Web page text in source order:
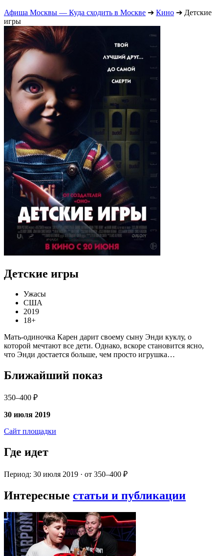
Афиша Москвы — Куда сходить в Москве ➔ Кино ➔ Детские
игры
Детские игры
Ужасы
США
2019
18+
Мать-одиночка Карен дарит своему сыну Энди куклу, о
которой мечтают все дети. Однако, вскоре становится ясно,
что Энди достается больше, чем просто игрушка…
Ближайший показ
350–400 ₽
30 июля 2019
Сайт площадки
Где идет
Период: 30 июля 2019 · от 350–400 ₽
Интересные статьи и публикации